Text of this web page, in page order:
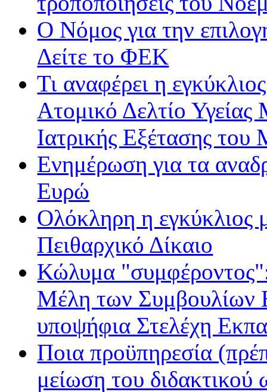
Ο Νόμος για την
Δείτε το ΦΕΚ
Τι αναφέρει η
Ατομικό Δελτίο
Ιατρικής Εξέτασης
Ενημέρωση για τα
Ευρώ
Ολόκληρη η εγκύκλιος
Πειθαρχικό Δίκαιο
Κώλυμα "συμφέροντος":
Μέλη των Συμβουλίων
υποψήφια Στελέχη
Ποια προϋπηρεσία
μείωση του